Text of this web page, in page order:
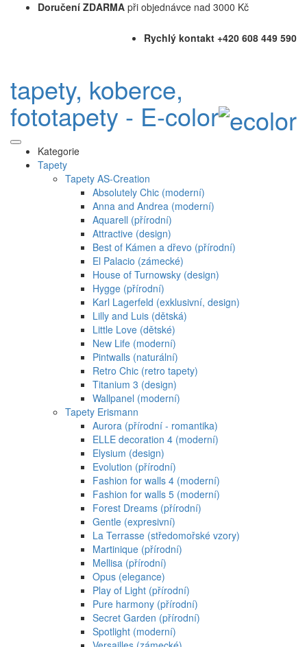
Doručení ZDARMA při objednávce nad 3000 Kč
Rychlý kontakt +420 608 449 590
tapety, koberce,
fototapety - E-color
Kategorie
Tapety
Tapety AS-Creation
Absolutely Chic (moderní)
Anna and Andrea (moderní)
Aquarell (přírodní)
Attractive (design)
Best of Kámen a dřevo (přírodní)
El Palacio (zámecké)
House of Turnowsky (design)
Hygge (přírodní)
Karl Lagerfeld (exklusivní, design)
Lilly and Luis (dětská)
Little Love (dětské)
New Life (moderní)
Pintwalls (naturální)
Retro Chic (retro tapety)
Titanium 3 (design)
Wallpanel (moderní)
Tapety Erismann
Aurora (přírodní - romantika)
ELLE decoration 4 (moderní)
Elysium (design)
Evolution (přírodní)
Fashion for walls 4 (moderní)
Fashion for walls 5 (moderní)
Forest Dreams (přírodní)
Gentle (expresivní)
La Terrasse (středomořské vzory)
Martinique (přírodní)
Mellisa (přírodní)
Opus (elegance)
Play of Light (přírodní)
Pure harmony (přírodní)
Secret Garden (přírodní)
Spotlight (moderní)